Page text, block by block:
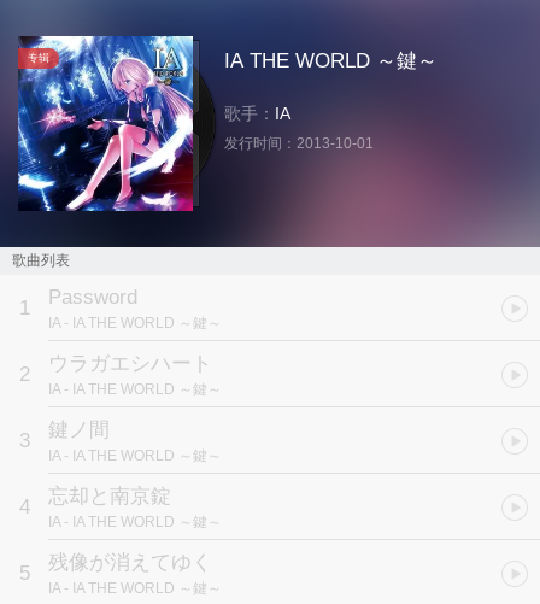
专辑 IA THE WORLD ～鍵～
歌手： IA
发行时间： 2013-10-01
歌曲列表
1 Password
IA- IA THE WORLD ～鍵～
2 ウラガエシハート
IA- IA THE WORLD ～鍵～
3 鍵ノ間
IA- IA THE WORLD ～鍵～
4 忘却と南京錠
IA- IA THE WORLD ～鍵～
5 残像が消えてゆく
IA- IA THE WORLD ～鍵～